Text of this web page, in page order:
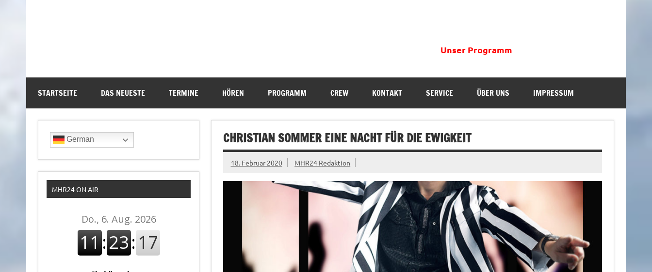
Unser Programm
STARTSEITE DAS NEUESTE TERMINE HÖREN PROGRAMM CREW KONTAKT SERVICE ÜBER UNS IMPRESSUM
CHRISTIAN SOMMER EINE NACHT FÜR DIE EWIGKEIT
18. Februar 2020 MHR24 Redaktion
German
MHR24 ON AIR